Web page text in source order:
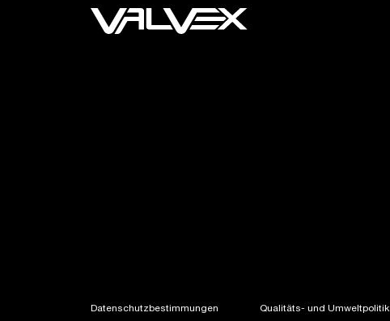
Datenschutzbestimmungen Qualitäts- und Umweltpolitik